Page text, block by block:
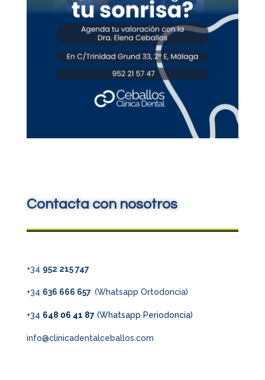
Contacta con nosotros
+34 952 215 747
+34 636 666 657 (Whatsapp Ortodoncia)
+34 648 06 41 87(Whatsapp Periodoncia)
info@clinicadentalceballos.com